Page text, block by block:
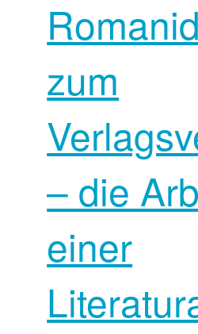
zum
– die
einer